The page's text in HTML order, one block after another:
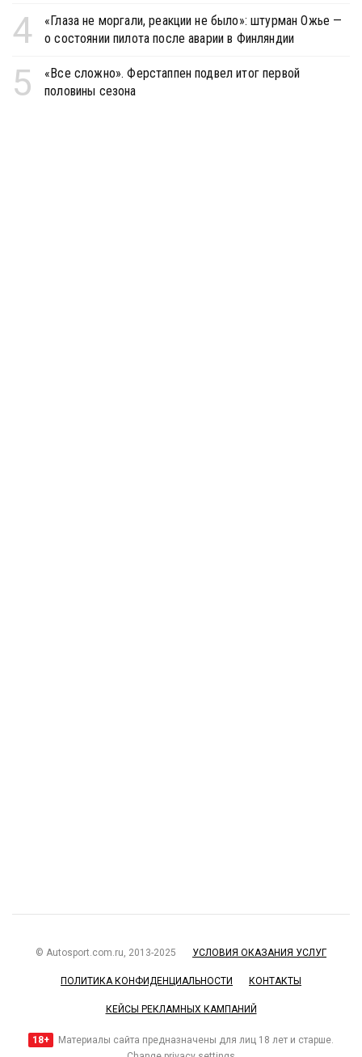
4
«Глаза не моргали, реакции не было»: штурман Ожье —
о состоянии пилота после аварии в Финляндии
5
«Все сложно». Ферстаппен подвел итог первой
половины сезона
© Autosport.com.ru, 2013-2025 УСЛОВИЯ ОКАЗАНИЯ УСЛУГ
ПОЛИТИКА КОНФИДЕНЦИАЛЬНОСТИ КОНТАКТЫ
КЕЙСЫ РЕКЛАМНЫХ КАМПАНИЙ
18+
Материалы сайта предназначены для лиц 18 лет и старше.